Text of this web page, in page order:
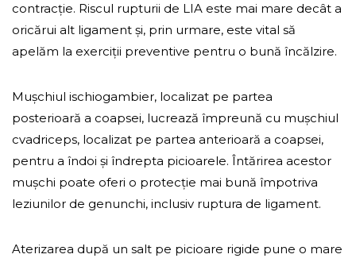
contracție. Riscul rupturii de LIA este mai mare decât a
oricărui alt ligament și, prin urmare, este vital să
apelăm la exerciții preventive pentru o bună încălzire.
Mușchiul ischiogambier, localizat pe partea
posterioară a coapsei, lucrează împreună cu mușchiul
cvadriceps, localizat pe partea anterioară a coapsei,
pentru a îndoi și îndrepta picioarele. Întărirea acestor
mușchi poate oferi o protecție mai bună împotriva
leziunilor de genunchi, inclusiv ruptura de ligament.
Aterizarea după un salt pe picioare rigide pune o mare